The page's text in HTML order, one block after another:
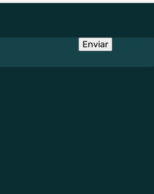
Enviar